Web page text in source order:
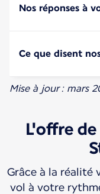
Nos réponses à
Ce que disent
Mise à jour : mars
L'offre
Grâce à la réalité
vol à votre